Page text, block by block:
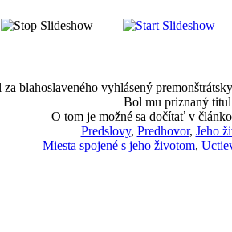
blahoslaveného vyhlásený
Bol mu priznaný
O tom je možné sa dočítať v
Predslovy, Predhovor, Jeho
Miesta spojené s jeho životom,